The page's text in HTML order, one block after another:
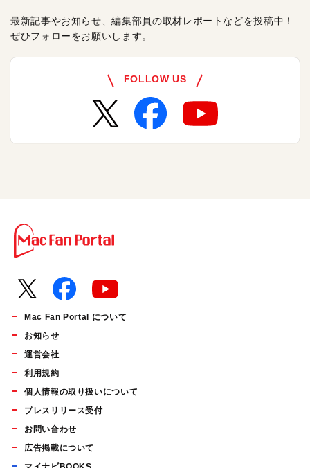
最新記事やお知らせ、編集部員の取材レポートなどを投稿中！
ぜひフォローをお願いします。
FOLLOW US
Mac Fan Portal について
お知らせ
運営会社
利用規約
個人情報の取り扱いについて
プレスリリース受付
お問い合わせ
広告掲載について